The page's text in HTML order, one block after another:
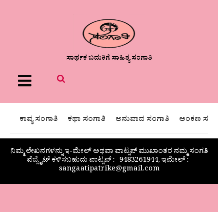
ಸಾರ್ಥಕ ಬದುಕಿಗೆ ಸಾಹಿತ್ಯ ಸಂಗಾತಿ
Menu
ಕಾವ್ಯ ಸಂಗಾತಿ ಕಥಾ ಸಂಗಾತಿ ಅನುವಾದ ಸಂಗಾತಿ ಅಂಕಣ
ನಿಮ್ಮ ಲೇಖನಗಳನ್ನು ಇ-ಮೇಲ್ ಅಥವಾ ವಾಟ್ಸಪ್ ಮುಖಾಂತರ ನಮ್ಮ ಸಂಗತಿ
ವೆಬ್ಸೈಟ್ ಕಳಿಸಬಹುದು ವಾಟ್ಸಪ್‌ :- 9483261944, ಇಮೇಲ್ :-
sangaatipatrike@gmail.com